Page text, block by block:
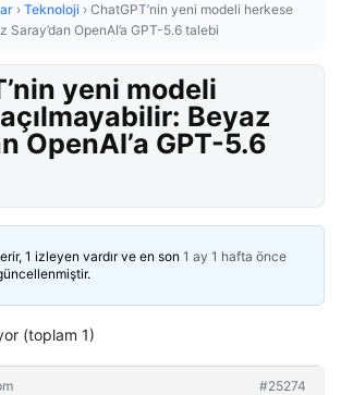
› Teknoloji › ChatGPT’nin yeni modeli herkese
Saray’dan OpenAI’a GPT-5.6 talebi
yeni modeli
Beyaz
OpenAI’a GPT-5.6
1 izleyen vardır ve en son 1 ay 1 hafta önce
(toplam 1)
#25274